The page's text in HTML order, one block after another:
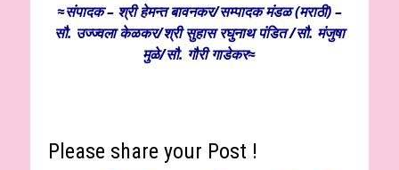
≈संपादक – श्री हेमन्त बावनकर/सम्पादक मंडळ (मराठी) –
सौ. उज्ज्वला केळकर/श्री सुहास रघुनाथ पंडित /सौ. मंजुषा
मुळे/सौ. गौरी गाडेकर≈
Please share your Post !